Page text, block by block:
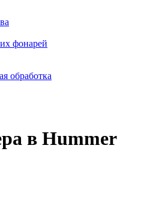
фонарей
обработка
в Hummer